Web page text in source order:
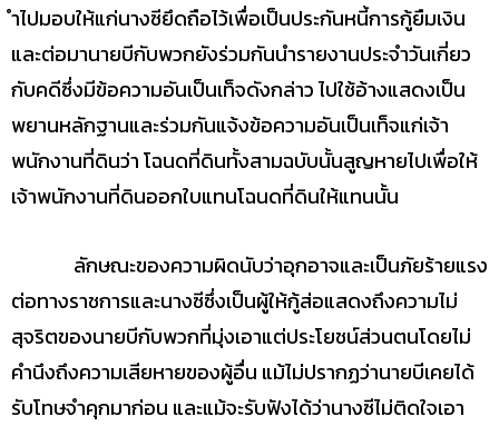
ำไปมอบให้แก่นางซียึดถือไว้เพื่อเป็นประกันหนี้การกู้ยืมเงิน
และต่อมานายบีกับพวกยังร่วมกันนำรายงานประจำวันเกี่ยว
กับคดีซึ่งมีข้อความอันเป็นเท็จดังกล่าว ไปใช้อ้างแสดงเป็น
พยานหลักฐานและร่วมกันแจ้งข้อความอันเป็นเท็จแก่เจ้า
พนักงานที่ดินว่า โฉนดที่ดินทั้งสามฉบับนั้นสูญหายไปเพื่อให้
เจ้าพนักงานที่ดินออกใบแทนโฉนดที่ดินให้แทนนั้น
ลักษณะของความผิดนับว่าอุกอาจและเป็นภัยร้ายแรง
ต่อทางราชการและนางซีซึ่งเป็นผู้ให้กู้ส่อแสดงถึงความไม่
สุจริตของนายบีกับพวกที่มุ่งเอาแต่ประโยชน์ส่วนตนโดยไม่
คำนึงถึงความเสียหายของผู้อื่น แม้ไม่ปรากฏว่านายบีเคยได้
รับโทษจำคุกมาก่อน และแม้จะรับฟังได้ว่านางซีไม่ติดใจเอา